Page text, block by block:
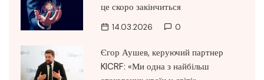
це скоро закінчиться
14.03.2026 0
Єгор Аушев, керуючий партнер
KICRF: «Ми одна з найбільш